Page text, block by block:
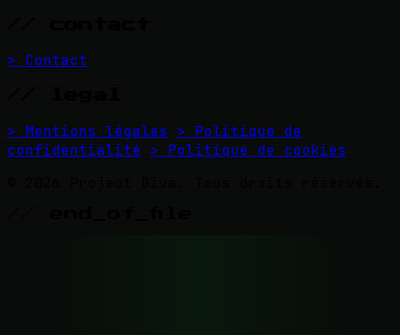
> Contact
> Mentions légales
> Politique de
confidentialité > Politique de cookies